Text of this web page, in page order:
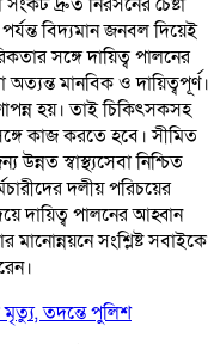
বিদ্যমান জনবল দিয়েই
সঙ্গে দায়িত্ব পালনের
মানবিক ও দায়িত্বপূর্ণ।
হয়। তাই চিকিৎসকসহ
কাজ করতে হবে। সীমিত
স্বাস্থ্যসেবা নিশ্চিত
দলীয় পরিচয়ের
দায়িত্ব পালনের আহ্বান
মানোন্নয়নে সংশ্লিষ্ট সবাইকে
মৃত্যু, তদন্তে পুলিশ